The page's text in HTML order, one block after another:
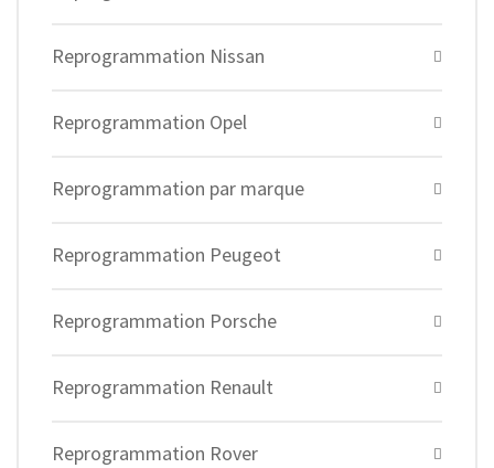
Reprogrammation Nissan
Reprogrammation Opel
Reprogrammation par marque
Reprogrammation Peugeot
Reprogrammation Porsche
Reprogrammation Renault
Reprogrammation Rover